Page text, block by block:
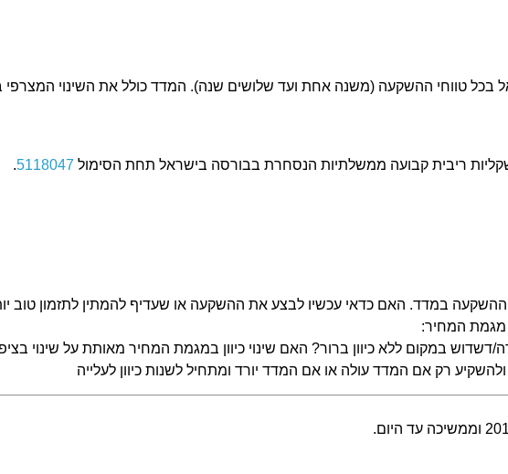
טווחי ההשקעה (משנה אחת ועד שלושים שנה). המדד כולל את השינוי המצרפי
5118047
.
במדד. האם כדאי עכשיו לבצע את ההשקעה או שעדיף להמתין לתזמון טוב
מגמת המחיר:
במקום ללא כיוון ברור? האם שינוי כיוון במגמת המחיר מאותת על שינוי
רק אם המדד עולה או אם המדד יורד ומתחיל לשנות כיוון לעלייה